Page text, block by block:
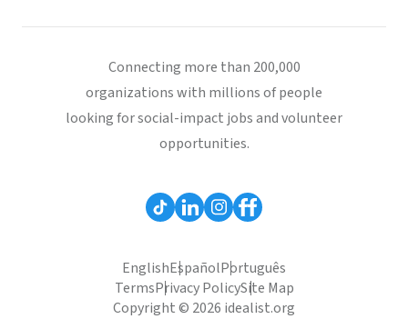
Connecting more than 200,000
organizations with millions of people
looking for social-impact jobs and volunteer
opportunities.
EnglishEspañolPortuguês
TermsPrivacy PolicySite Map
Copyright © 2026 idealist.org